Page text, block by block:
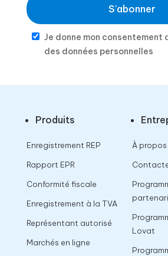
S'abonner
Je donne mon
des données personnelles
Produits
Enregistrement REP
Rapport EPR
Conformité fiscale
Enregistrement à la TVA
Représentant autorisé
Marchés en ligne
À
Lovat